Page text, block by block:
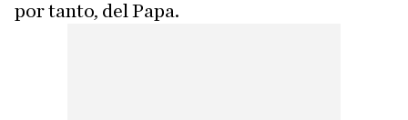
por tanto, del Papa.